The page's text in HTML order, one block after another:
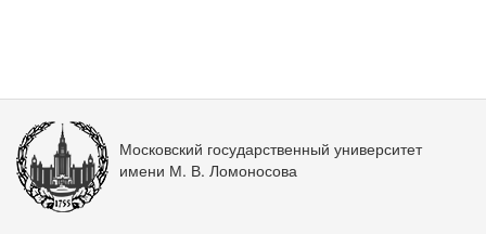
Московский государственный университет
имени М. В. Ломоносова